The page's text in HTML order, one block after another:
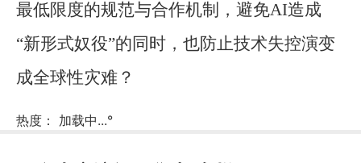
最低限度的规范与合作机制，避免AI造成
“新形式奴役”的同时，也防止技术失控演变
成全球性灾难？
热度： 加载中...°